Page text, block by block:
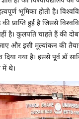
भूमिका होती है।
प्राप्ति हुई है जिससे
है। कुलपति चाहते हैं की
और इसी मूल्यांकन की
दिया गया है। इससे पूर्व डॉ
में थे।